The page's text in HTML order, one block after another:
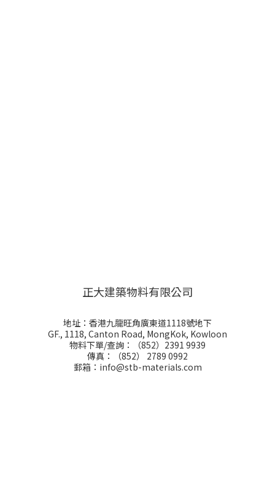
正大建築物料有限公司
地址：香港九龍旺角廣東道1118號地下
GF., 1118, Canton Road, MongKok, Kowloon
物料下單/查詢：（852）2391 9939
傳真：（852） 2789 0992
郵箱：info@stb-materials.com